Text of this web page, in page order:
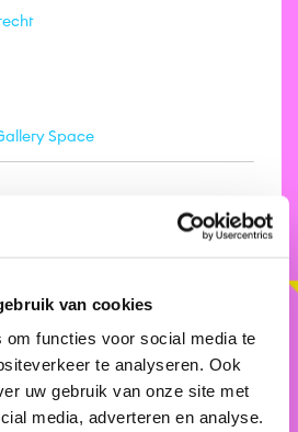
van cookies
om functies voor social media te
te analyseren. Ook
uw gebruik van onze site met
media, adverteren en analyse.
Space